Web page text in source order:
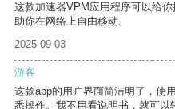
这款加速器VPM应用程序可以给
助你在网络上自由移动。
2025-09-03
游客
这款app的用户界面简洁明了，使
悉操作。我不用看说明书，就可以